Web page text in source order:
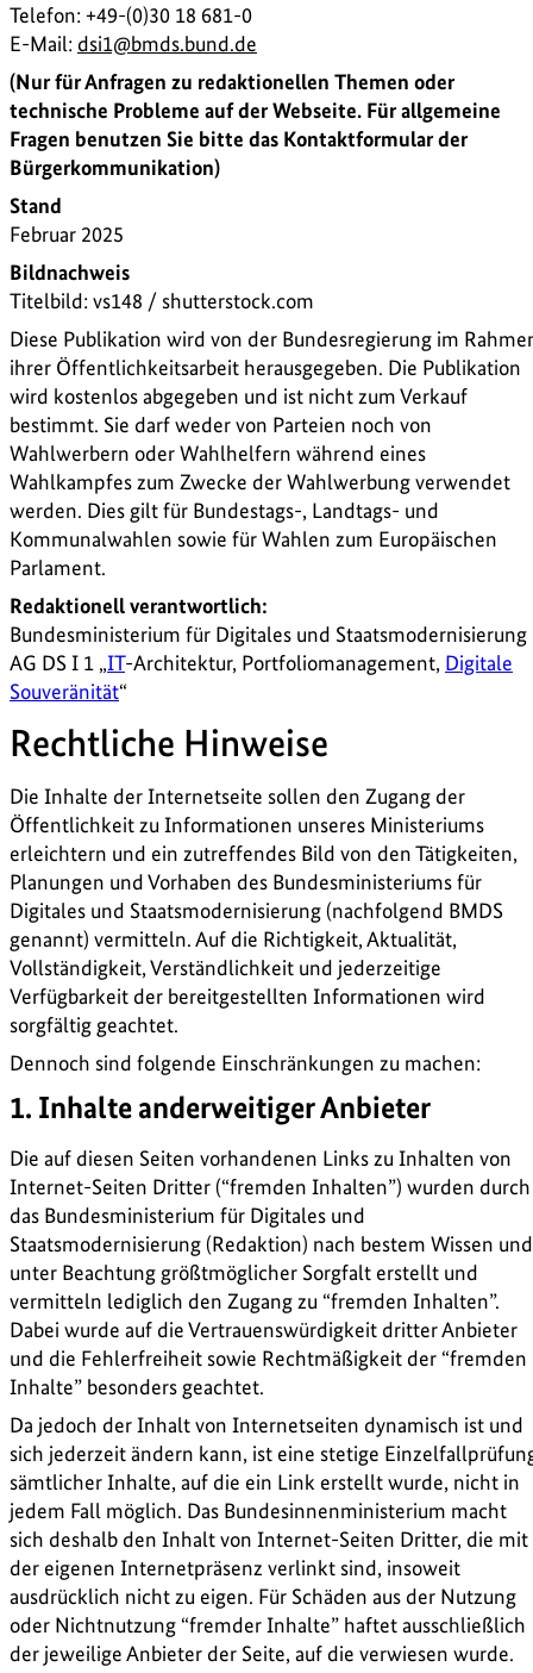
Telefon: +49-(0)30 18 681-0
E-Mail: dsi1@bmds.bund.de
(Nur für Anfragen zu redaktionellen Themen oder
technische Probleme auf der Webseite. Für allgemeine
Fragen benutzen Sie bitte das Kontaktformular der
Bürgerkommunikation)
Stand
Februar 2025
Bildnachweis
Titelbild: vs148 / shutterstock.com
Diese Publikation wird von der Bundesregierung im
ihrer Öffentlichkeitsarbeit herausgegeben. Die Publikation
wird kostenlos abgegeben und ist nicht zum Verkauf
bestimmt. Sie darf weder von Parteien noch von
Wahlwerbern oder Wahlhelfern während eines
Wahlkampfes zum Zwecke der Wahlwerbung verwendet
werden. Dies gilt für Bundestags-, Landtags- und
Kommunalwahlen sowie für Wahlen zum Europäischen
Parlament.
Redaktionell verantwortlich:
Bundesministerium für Digitales und Staatsmodernisierung
AG DS I 1 „IT-Architektur, Portfoliomanagement, Digitale
Souveränität“
Rechtliche Hinweise
Die Inhalte der Internetseite sollen den Zugang der
Öffentlichkeit zu Informationen unseres Ministeriums
erleichtern und ein zutreffendes Bild von den Tätigkeiten,
Planungen und Vorhaben des Bundesministeriums für
Digitales und Staatsmodernisierung (nachfolgend BMDS
genannt) vermitteln. Auf die Richtigkeit, Aktualität,
Vollständigkeit, Verständlichkeit und jederzeitige
Verfügbarkeit der bereitgestellten Informationen wird
sorgfältig geachtet.
Dennoch sind folgende Einschränkungen zu machen:
1. Inhalte anderweitiger Anbieter
Die auf diesen Seiten vorhandenen Links zu Inhalten von
Internet-Seiten Dritter (“fremden Inhalten”) wurden durch
das Bundesministerium für Digitales und
Staatsmodernisierung (Redaktion) nach bestem Wissen und
unter Beachtung größtmöglicher Sorgfalt erstellt und
vermitteln lediglich den Zugang zu “fremden Inhalten”.
Dabei wurde auf die Vertrauenswürdigkeit dritter Anbieter
und die Fehlerfreiheit sowie Rechtmäßigkeit der “fremden
Inhalte” besonders geachtet.
Da jedoch der Inhalt von Internetseiten dynamisch ist und
sich jederzeit ändern kann, ist eine stetige
sämtlicher Inhalte, auf die ein Link erstellt wurde, nicht in
jedem Fall möglich. Das Bundesinnenministerium macht
sich deshalb den Inhalt von Internet-Seiten Dritter, die mit
der eigenen Internetpräsenz verlinkt sind, insoweit
ausdrücklich nicht zu eigen. Für Schäden aus der Nutzung
oder Nichtnutzung “fremder Inhalte” haftet ausschließlich
der jeweilige Anbieter der Seite, auf die verwiesen wurde.